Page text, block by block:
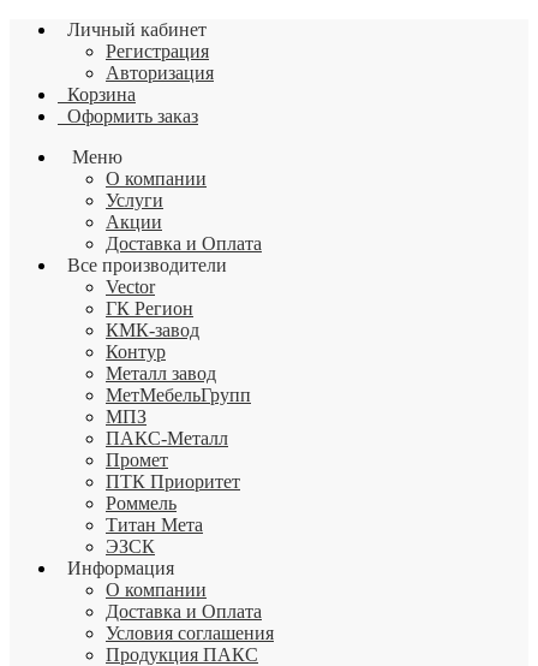
Личный кабинет
Регистрация
Авторизация
Корзина
Оформить заказ
Меню
О компании
Услуги
Акции
Доставка и Оплата
Все производители
Vector
ГК Регион
КМК-завод
Контур
Металл завод
МетМебельГрупп
МПЗ
ПАКС-Металл
Промет
ПТК Приоритет
Роммель
Титан Мета
ЭЗСК
Информация
О компании
Доставка и Оплата
Условия соглашения
Продукция ПАКС